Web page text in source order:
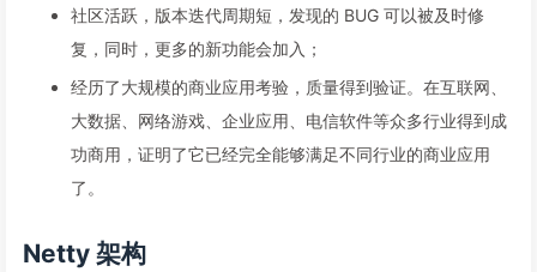
社区活跃，版本迭代周期短，发现的 BUG 可以被及时修
复，同时，更多的新功能会加入；
经历了大规模的商业应用考验，质量得到验证。在互联网、
大数据、网络游戏、企业应用、电信软件等众多行业得到成
功商用，证明了它已经完全能够满足不同行业的商业应用
了。
Netty 架构